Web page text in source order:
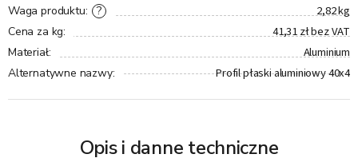
?
Waga produktu: 2,82 kg
Cena za kg: 41,31 zł bez VAT
Materiał: Aluminium
Alternatywne nazwy: Profil płaski aluminiowy 40x4
Opis i danne techniczne